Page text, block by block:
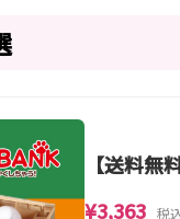
【送料無
¥3,363 税